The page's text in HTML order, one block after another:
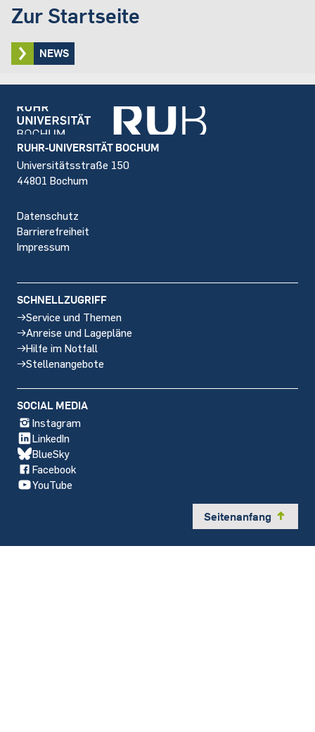
Zur Startseite
NEWS
Footer
RUHR-UNIVERSITÄT BOCHUM
Universitätsstraße 150
44801 Bochum
Datenschutz
Barrierefreiheit
Impressum
SCHNELLZUGRIFF
Service und Themen
Anreise und Lagepläne
Hilfe im Notfall
Stellenangebote
SOCIAL MEDIA
Instagram
LinkedIn
BlueSky
Facebook
YouTube
Seitenanfang y